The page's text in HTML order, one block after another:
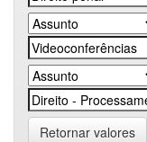
Retornar valores